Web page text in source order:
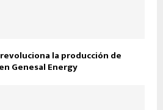
la producción de
Genesal Energy